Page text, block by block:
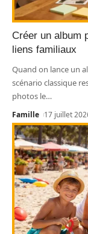
Créer un album
liens familiaux
Quand on lance un
scénario classique
photos le…
Famille 17 juillet